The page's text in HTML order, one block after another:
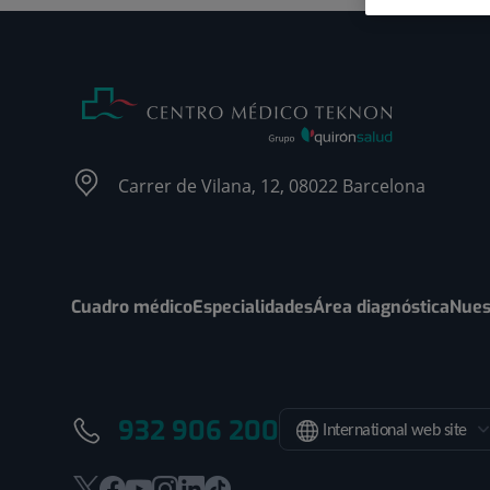
Carrer de Vilana, 12, 08022 Barcelona
Cuadro médicoEspecialidadesÁrea diagnóstica
932 906 200 International web site